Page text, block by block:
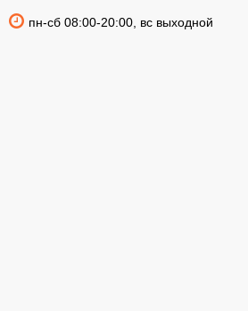
пн-сб 08:00-20:00, вс выходной